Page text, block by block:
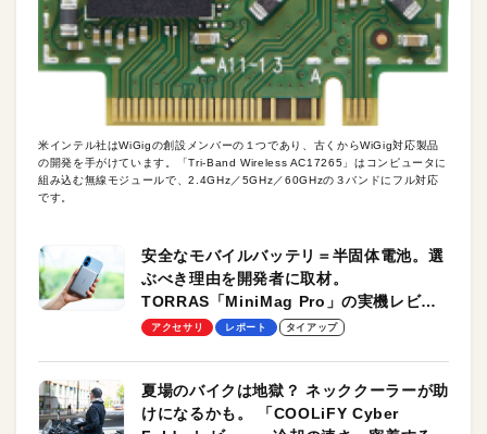
米インテル社はWiGigの創設メンバーの１つであり、古くからWiGig対応製品
の開発を手がけています。「Tri-Band Wireless AC17265」はコンピュータに
組み込む無線モジュールで、2.4GHz／5GHz／60GHzの３バンドにフル対応
です。
安全なモバイルバッテリ＝半固体電池。選
ぶべき理由を開発者に取材。
TORRAS「MiniMag Pro」の実機レビュ
ーも
アクセサリ レポート タイアップ
夏場のバイクは地獄？ ネッククーラーが助
けになるかも。 「COOLiFY Cyber